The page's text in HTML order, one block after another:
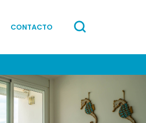
CONTACTO